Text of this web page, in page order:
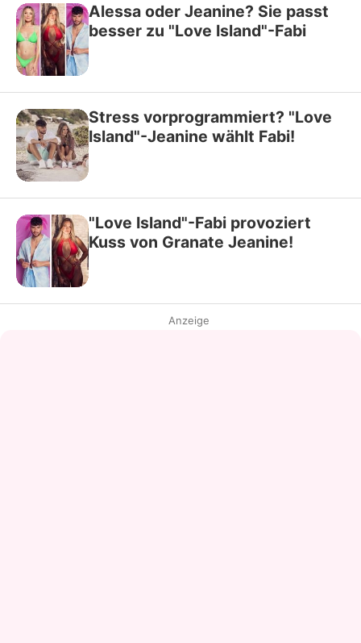
Alessa oder Jeanine? Sie passt
besser zu "Love Island"-Fabi
Stress vorprogrammiert? "Love
Island"-Jeanine wählt Fabi!
"Love Island"-Fabi provoziert
Kuss von Granate Jeanine!
Anzeige